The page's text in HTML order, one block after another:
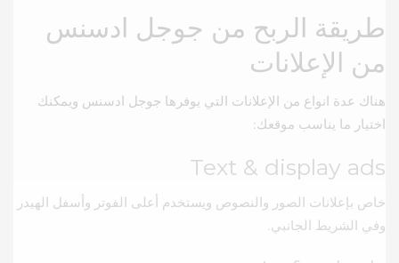
طريقة الربح من جوجل ادسنس
من الإعلانات
هناك عدة انواع من الإعلانات التي يوفرها جوجل ادسنس ويمكنك
اختيار ما يناسب موقعك:
Text & display ads
خاص بإعلانات الصور والنصوص ويستخدم أعلى الفوتر وأسفل الهيدر
وفي الشريط الجانبي.